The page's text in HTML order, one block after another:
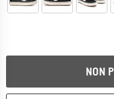
NON